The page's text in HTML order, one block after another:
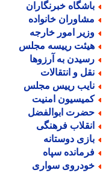
خبرنگاران
خانواده
امور خارجه
رییسه مجلس
به آرزوها
و انتقالات
رییس مجلس
امنیت
ابوالفضل
فرهنگی
دوستانه
سپاه
سواری